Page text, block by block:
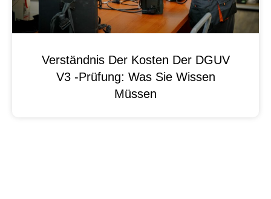
Verständnis Der Kosten Der DGUV
V3 -Prüfung: Was Sie Wissen
Müssen